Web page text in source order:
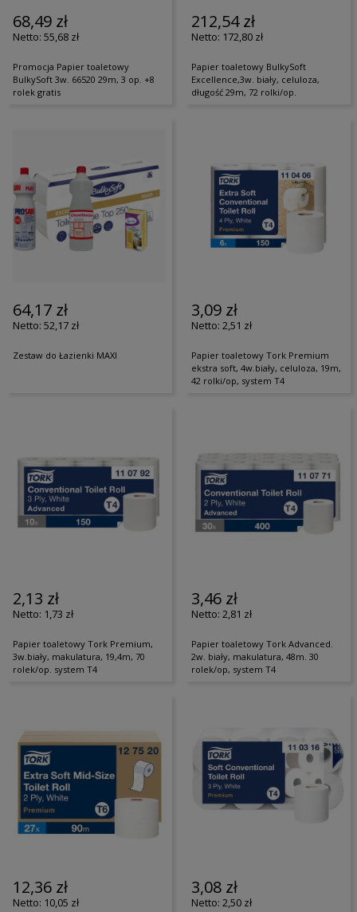
68,49 zł
55,68 zł
Promocja Papier toaletowy
BulkySoft 3w. 66520 29m, 3 op. +8
rolek gratis
212,54 zł
172,80 zł
Papier toaletowy BulkySoft
Excellence,3w. biały, celuloza,
długość 29m, 72 rolki/op.
64,17 zł
52,17 zł
Zestaw do Łazienki MAXI
3,09 zł
2,51 zł
Papier toaletowy Tork Premium
ekstra soft, 4w.biały, celuloza, 19m,
42 rolki/op, system T4
2,13 zł
1,73 zł
Papier toaletowy Tork Premium,
3w.biały, makulatura, 19,4m, 70
rolek/op. system T4
3,46 zł
2,81 zł
Papier toaletowy Tork Advanced.
2w. biały, makulatura, 48m. 30
rolek/op, system T4
12,36 zł
10,05 zł
3,08 zł
2,50 zł